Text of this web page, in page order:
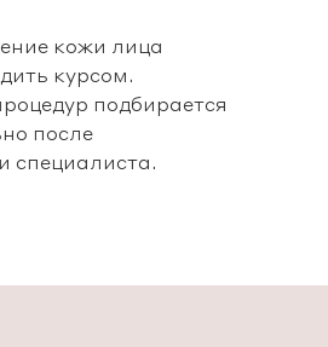
кожи лица
курсом.
подбирается
после
специалиста.